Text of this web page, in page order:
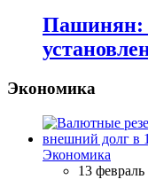
Пашинян:
Экономика
Экономика
13